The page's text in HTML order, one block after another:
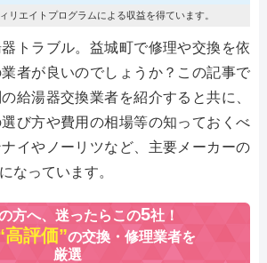
リエイトプログラムによる収益を得ています。
トラブル。益城町で修理や交換を依
者が良いのでしょうか？この記事で
給湯器交換業者を紹介すると共に、
び方や費用の相場等の知っておくべ
イやノーリツなど、主要メーカーの
なっています。
方へ、迷ったらこの5社！
高評価”の交換・修理業者を
厳選